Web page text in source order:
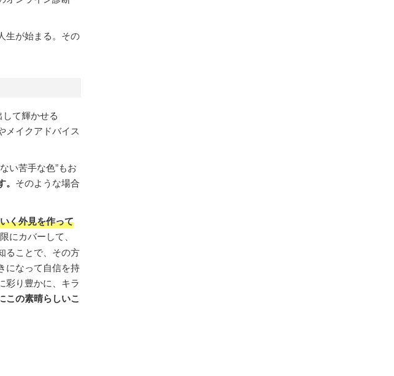
生が始まる。その
て輝かせる
メイクアドバイス
い苦手な色”もお
そのような場合
く外見を作って
にカバーして、
ることで、その方
になって自信を持
彩り豊かに、キラ
この素晴らしいこ